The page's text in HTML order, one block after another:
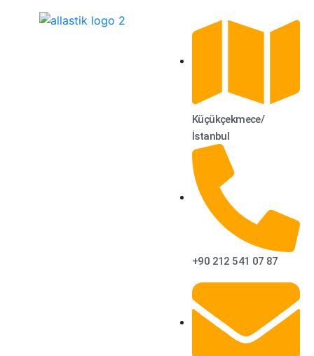
Küçükçekmece/
İstanbul
+90 212 541 07 87